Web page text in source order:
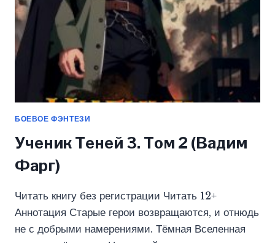
БОЕВОЕ ФЭНТЕЗИ
Ученик Теней 3. Том 2 (Вадим
Фарг)
Читать книгу без регистрации Читать 12+
Аннотация Старые герои возвращаются, и отнюдь
не с добрыми намерениями. Тёмная Вселенная